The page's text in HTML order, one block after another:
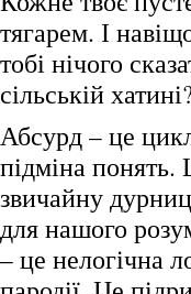
тягарем. І
тобі нічого
сільській
Абсурд – це
підміна понять.
звичайну
для нашого
– це нелогічна